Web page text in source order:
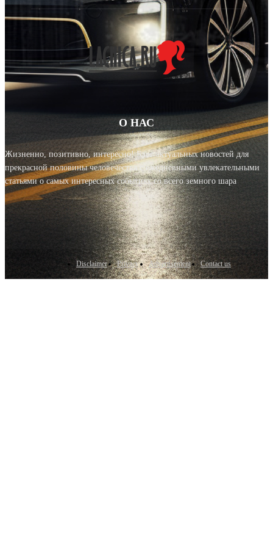
О НАС
Жизненно, позитивно, интересно! Блог актуальных новостей для
прекрасной половины человечества с ежедневными увлекательными
статьями о самых интересных событиях со всего земного шара
Disclaimer Privacy Advertisement Contact us